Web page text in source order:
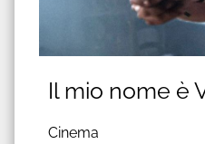
Il mio nome è
Cinema